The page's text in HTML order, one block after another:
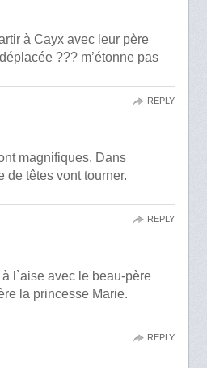
à Cayx avec leur père
??? m’étonne pas
magnifiques. Dans
de têtes vont tourner.
REPLY
à l`aise avec le beau-père
la princesse Marie.
REPLY
REPLY